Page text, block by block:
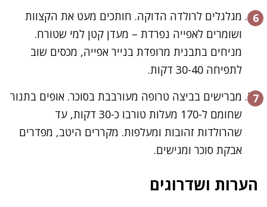
מגלגלים לרולדה הדוקה. חותכים מעט את הקצוות
ושומרים לאפייה נפרדת – מעדן קטן למי שטורח.
מניחים בתבנית מרופדת בנייר אפייה, מכסים שוב
לתפיחה 30-40 דקות.
מברישים בביצה טרופה מעורבבת בסוכר. אופים בתנור
שחומם ל-170 מעלות טורבו כ-30 דקות, עד
שהרולדות זהובות ומעלפות. מקררים היטב, מפדרים
אבקת סוכר ומגישים.
הערות ושדרוגים